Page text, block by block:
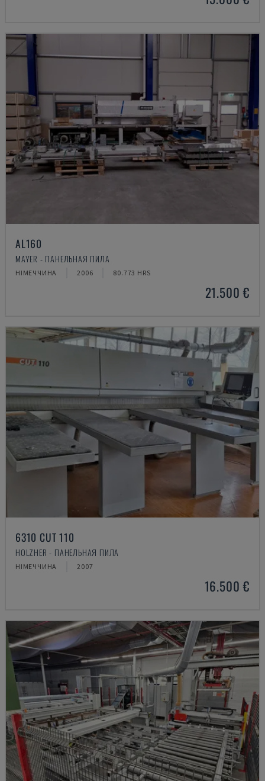
AL160
MAYER - ПАНЕЛЬНАЯ ПИЛА
НІМЕЧЧИНА 2006 80.773 HRS
21.500 €
6310 CUT 110
HOLZHER - ПАНЕЛЬНАЯ ПИЛА
НІМЕЧЧИНА 2007
16.500 €